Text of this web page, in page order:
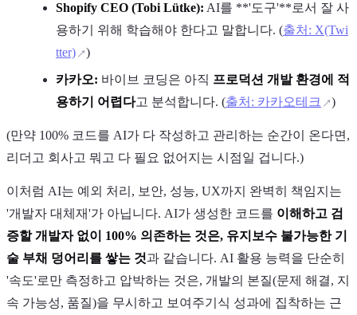
Shopify CEO (Tobi Lütke): AI를 **'도구'**로서 잘 사
용하기 위해 학습해야 한다고 말합니다. (출처: X(Twi
tter)
)
카카오: 바이브 코딩은 아직 프로덕션 개발 환경에 적
용하기 어렵다고 분석합니다. (출처: 카카오테크 )
(만약 100% 코드를 AI가 다 작성하고 관리하는 순간이 온다면,
리더고 회사고 뭐고 다 필요 없어지는 시점일 겁니다.)
이처럼 AI는 예외 처리, 보안, 성능, UX까지 완벽히 책임지는
'개발자 대체재'가 아닙니다. AI가 생성한 코드를 이해하고 검
증할 개발자 없이 100% 의존하는 것은, 유지보수 불가능한 기
술 부채 덩어리를 쌓는 것과 같습니다. AI 활용 능력을 단순히
'속도'로만 측정하고 압박하는 것은, 개발의 본질(문제 해결, 지
속 가능성, 품질)을 무시하고 보여주기식 성과에 집착하는 근